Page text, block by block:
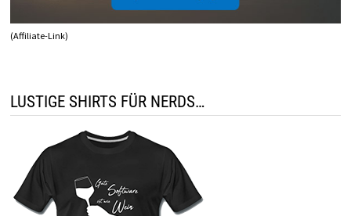
(Affiliate-Link)
LUSTIGE SHIRTS FÜR NERDS…